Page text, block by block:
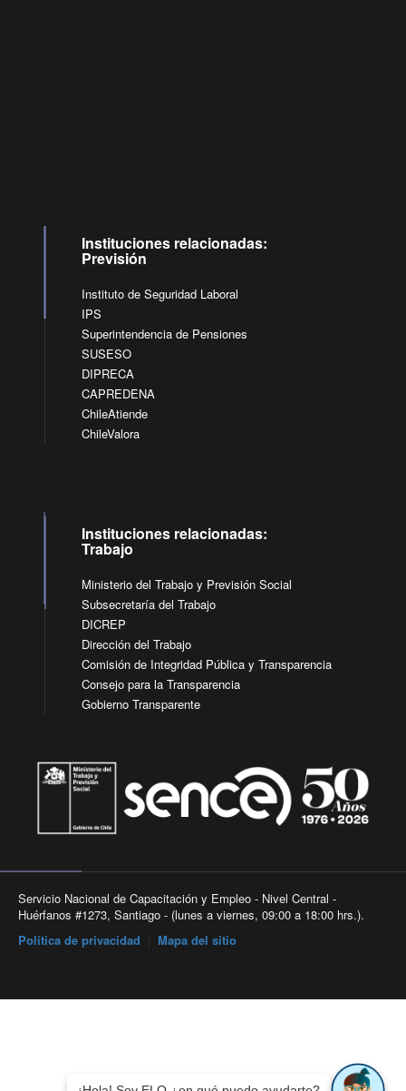
Instituciones relacionadas:
Previsión
Instituto de Seguridad Laboral
IPS
Superintendencia de Pensiones
SUSESO
DIPRECA
CAPREDENA
ChileAtiende
ChileValora
Instituciones relacionadas:
Trabajo
Ministerio del Trabajo y Previsión Social
Subsecretaría del Trabajo
DICREP
Dirección del Trabajo
Comisión de Integridad Pública y Transparencia
Consejo para la Transparencia
Gobierno Transparente
Servicio Nacional de Capacitación y Empleo - Nivel Central -
Huérfanos #1273, Santiago - (lunes a viernes, 09:00 a 18:00 hrs.).
Política de privacidad
Mapa del sitio